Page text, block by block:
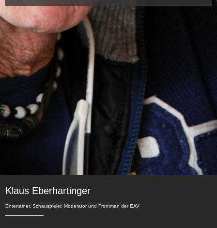
Klaus Eberhartinger
Entertainer, Schauspieler, Moderator und Frontman der EAV